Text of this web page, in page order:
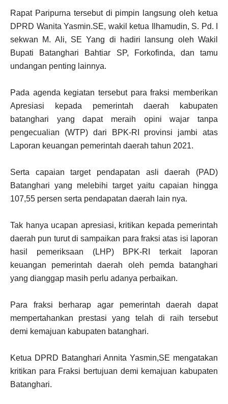
Rapat Paripurna tersebut di pimpin langsung oleh ketua
DPRD Wanita Yasmin.SE, wakil ketua Ilhamudin, S. Pd. I
sekwan M. Ali, SE Yang di hadiri lansung oleh Wakil
Bupati Batanghari Bahtiar SP, Forkofinda, dan tamu
undangan penting lainnya.
Pada agenda kegiatan tersebut para fraksi memberikan
Apresiasi kepada pemerintah daerah kabupaten
batanghari yang dapat meraih opini wajar tanpa
pengecualian (WTP) dari BPK-RI provinsi jambi atas
Laporan keuangan pemerintah daerah tahun 2021.
Serta capaian target pendapatan asli daerah (PAD)
Batanghari yang melebihi target yaitu capaian hingga
107,55 persen serta pendapatan daerah lain nya.
Tak hanya ucapan apresiasi, kritikan kepada pemerintah
daerah pun turut di sampaikan para fraksi atas isi laporan
hasil pemeriksaan (LHP) BPK-RI terkait laporan
keuangan pemerintah daerah oleh pemda batanghari
yang dianggap masih perlu adanya perbaikan.
Para fraksi berharap agar pemerintah daerah dapat
mempertahankan prestasi yang telah di raih tersebut
demi kemajuan kabupaten batanghari.
Ketua DPRD Batanghari Annita Yasmin,SE mengatakan
kritikan para Fraksi bertujuan demi kemajuan kabupaten
Batanghari.